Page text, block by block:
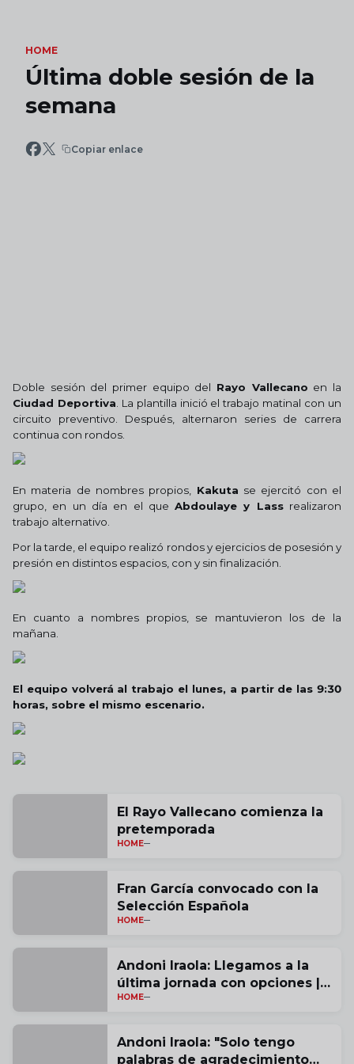
HOME
Última doble sesión de la
semana
Copiar enlace
Doble sesión del primer equipo del Rayo Vallecano en la
Ciudad Deportiva La plantilla inició el trabajo matinal con un
circuito preventivo. Después, alternaron series de carrera
continua con rondos.
En materia de nombres propios, Kakuta se ejercitó con el
grupo, en un día en el queAbdoulaye y Lassrealizaron
trabajo alternativo.
Por la tarde, el equipo realizó rondos y ejercicios de posesión y
presión en distintos espacios, con y sin finalización.
En cuanto a nombres propios, se mantuvieron los de la
mañana.
El equipo volverá al trabajo el lunes, a partir de las 9:30
horas, sobre el mismo escenario.
El Rayo Vallecano comienza la
pretemporada
HOME
Fran García convocado con la
Selección Española
HOME
Andoni Iraola: Llegamos a la
última jornada con opciones |
vídeo
HOME
Andoni Iraola: "Solo tengo
palabras de agradecimiento